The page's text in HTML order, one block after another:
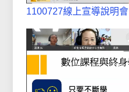
1100727線上宣導說明會